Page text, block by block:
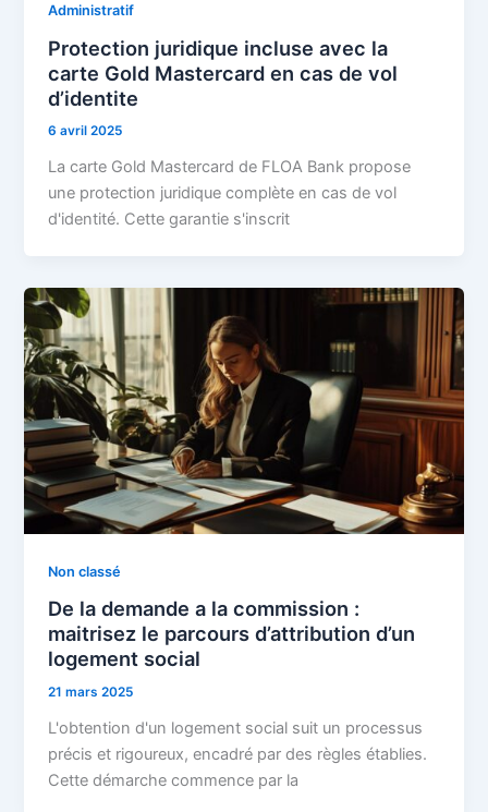
Administratif
Protection juridique incluse avec la
carte Gold Mastercard en cas de vol
d’identite
6 avril 2025
La carte Gold Mastercard de FLOA Bank propose
une protection juridique complète en cas de vol
d'identité. Cette garantie s'inscrit
Non classé
De la demande a la commission :
maitrisez le parcours d’attribution d’un
logement social
21 mars 2025
L'obtention d'un logement social suit un processus
précis et rigoureux, encadré par des règles établies.
Cette démarche commence par la